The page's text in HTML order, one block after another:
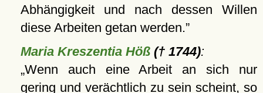
Abhängigkeit und nach dessen Willen
diese Arbeiten getan werden.
Maria Kreszentia Höß(† 1744):
Wenn auch eine Arbeit an sich nur
gering und verächtlich zu sein scheint, so